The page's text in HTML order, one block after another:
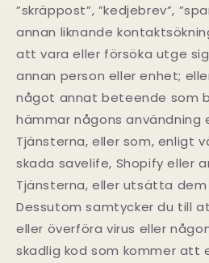
”skräppost”, ”kedjebrev”,
annan liknande
att vara eller försöka utge
annan person eller enhet;
något annat beteende som
hämmar någons användning
Tjänsterna, eller som, enligt
skada savelife, Shopify eller
Tjänsterna, eller utsätta dem
Dessutom samtycker du till
eller överföra virus eller
skadlig kod som kommer att